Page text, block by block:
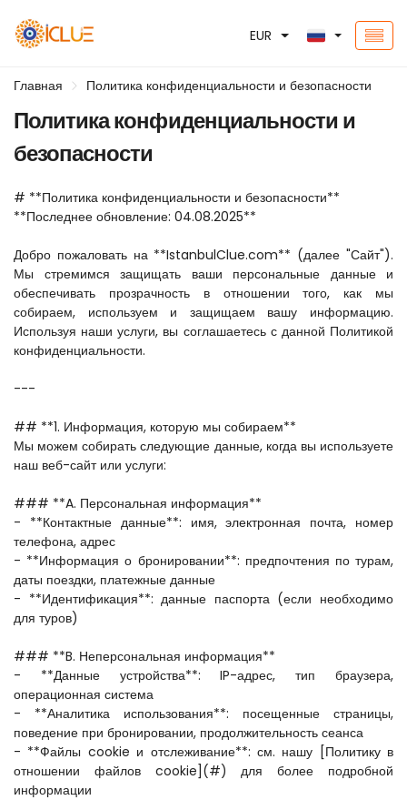
EUR
Главная Политика конфиденциальности и безопасности
Политика конфиденциальности и
безопасности
# **Политика конфиденциальности и безопасности**
**Последнее обновление: 04.08.2025**
Добро пожаловать на **IstanbulClue.com** (далее "Сайт").
Мы стремимся защищать ваши персональные данные и
обеспечивать прозрачность в отношении того, как мы
собираем, используем и защищаем вашу информацию.
Используя наши услуги, вы соглашаетесь с данной Политикой
конфиденциальности.
---
## **1. Информация, которую мы собираем**
Мы можем собирать следующие данные, когда вы используете
наш веб-сайт или услуги:
### **A. Персональная информация**
- **Контактные данные**: имя, электронная почта, номер
телефона, адрес
- **Информация о бронировании**: предпочтения по турам,
даты поездки, платежные данные
- **Идентификация**: данные паспорта (если необходимо
для туров)
### **B. Неперсональная информация**
- **Данные устройства**: IP-адрес, тип браузера,
операционная система
- **Аналитика использования**: посещенные страницы,
поведение при бронировании, продолжительность сеанса
- **Файлы cookie и отслеживание**: см. нашу [Политику в
отношении файлов cookie](#) для более подробной
информации